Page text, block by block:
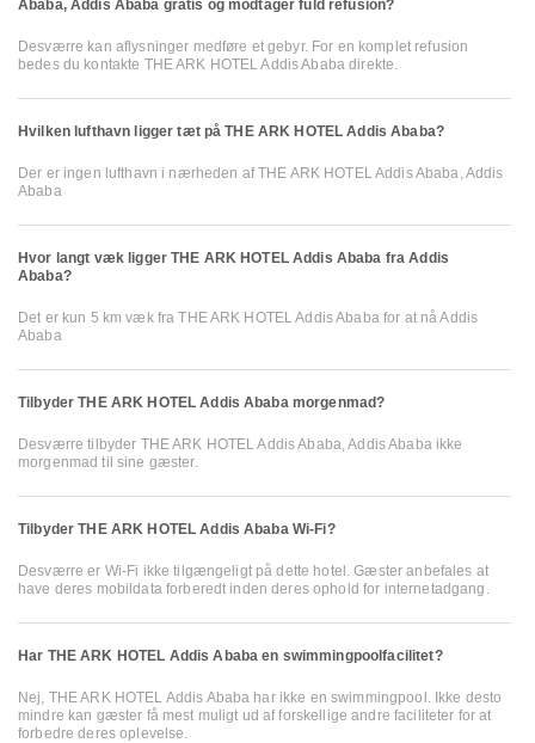
Ababa, Addis Ababa gratis og modtager fuld refusion?
Desværre kan aflysninger medføre et gebyr. For en komplet refusion
bedes du kontakte THE ARK HOTEL Addis Ababa direkte.
Hvilken lufthavn ligger tæt på THE ARK HOTEL Addis Ababa?
Der er ingen lufthavn i nærheden af THE ARK HOTEL Addis Ababa, Addis
Ababa
Hvor langt væk ligger THE ARK HOTEL Addis Ababa fra Addis
Ababa?
Det er kun 5 km væk fra THE ARK HOTEL Addis Ababa for at nå Addis
Ababa
Tilbyder THE ARK HOTEL Addis Ababa morgenmad?
Desværre tilbyder THE ARK HOTEL Addis Ababa, Addis Ababa ikke
morgenmad til sine gæster.
Tilbyder THE ARK HOTEL Addis Ababa Wi-Fi?
Desværre er Wi-Fi ikke tilgængeligt på dette hotel. Gæster anbefales at
have deres mobildata forberedt inden deres ophold for internetadgang.
Har THE ARK HOTEL Addis Ababa en swimmingpoolfacilitet?
Nej, THE ARK HOTEL Addis Ababa har ikke en swimmingpool. Ikke desto
mindre kan gæster få mest muligt ud af forskellige andre faciliteter for at
forbedre deres oplevelse.